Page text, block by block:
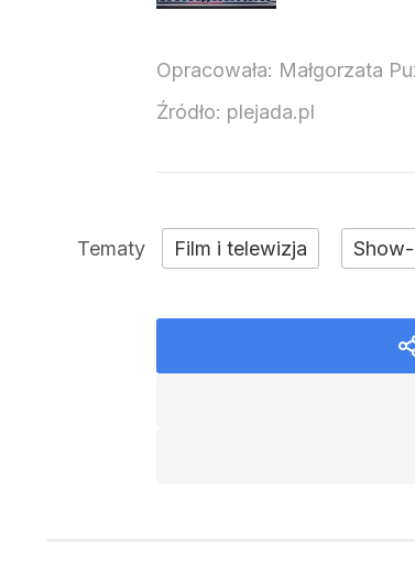
Opracowała: Małgorzata
Źródło: plejada.pl
Film i telewizja